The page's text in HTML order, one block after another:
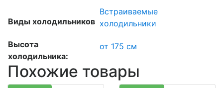
Виды холодильников
Встраиваемые
холодильники
Высота
холодильника:
от 175 см
Похожие товары